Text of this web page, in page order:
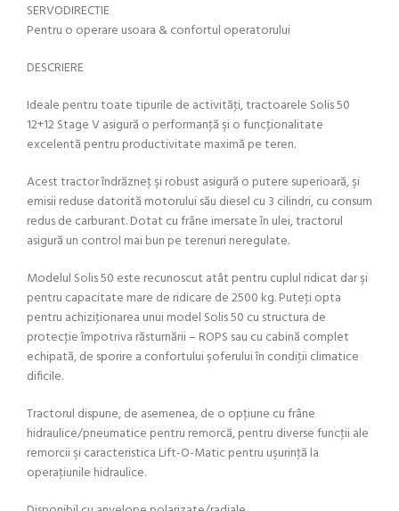
SERVODIRECTIE
Pentru o operare usoara & confortul operatorului
DESCRIERE
Ideale pentru toate tipurile de activităţi, tractoarele Solis 50
12+12 Stage V asigură o performanţă şi o funcţionalitate
excelentă pentru productivitate maximă pe teren.
Acest tractor îndrăzneţ şi robust asigură o putere superioară, şi
emisii reduse datorită motorului său diesel cu 3 cilindri, cu consum
redus de carburant. Dotat cu frâne imersate în ulei, tractorul
asigură un control mai bun pe terenuri neregulate.
Modelul Solis 50 este recunoscut atât pentru cuplul ridicat dar şi
pentru capacitate mare de ridicare de 2500 kg. Puteţi opta
pentru achiziţionarea unui model Solis 50 cu structura de
protecţie împotriva răsturnării – ROPS sau cu cabină complet
echipată, de sporire a confortului şoferului în condiţii climatice
dificile.
Tractorul dispune, de asemenea, de o opţiune cu frâne
hidraulice/pneumatice pentru remorcă, pentru diverse funcţii ale
remorcii şi caracteristica Lift-O-Matic pentru uşurinţă la
operaţiunile hidraulice.